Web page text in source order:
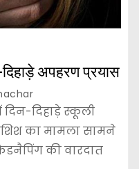
अपहरण प्रयास
दिहाड़े स्कूली
का मामला सामने
की वारदात